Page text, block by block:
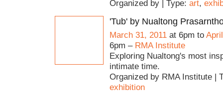
Organized by | Type: art,
'Tub' by Nualtong
March 31, 2011 at 6pm to
6pm – RMA Institute
Exploring Nualtong's most
intimate time.
Organized by RMA Institute |
exhibition